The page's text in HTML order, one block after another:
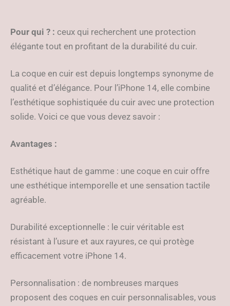
Pour qui ? : ceux qui recherchent une protection
élégante tout en profitant de la durabilité du cuir.
La coque en cuir est depuis longtemps synonyme de
qualité et d’élégance. Pour l’iPhone 14, elle combine
l’esthétique sophistiquée du cuir avec une protection
solide. Voici ce que vous devez savoir :
Avantages :
Esthétique haut de gamme : une coque en cuir offre
une esthétique intemporelle et une sensation tactile
agréable.
Durabilité exceptionnelle : le cuir véritable est
résistant à l’usure et aux rayures, ce qui protège
efficacement votre iPhone 14.
Personnalisation : de nombreuses marques
proposent des coques en cuir personnalisables, vous